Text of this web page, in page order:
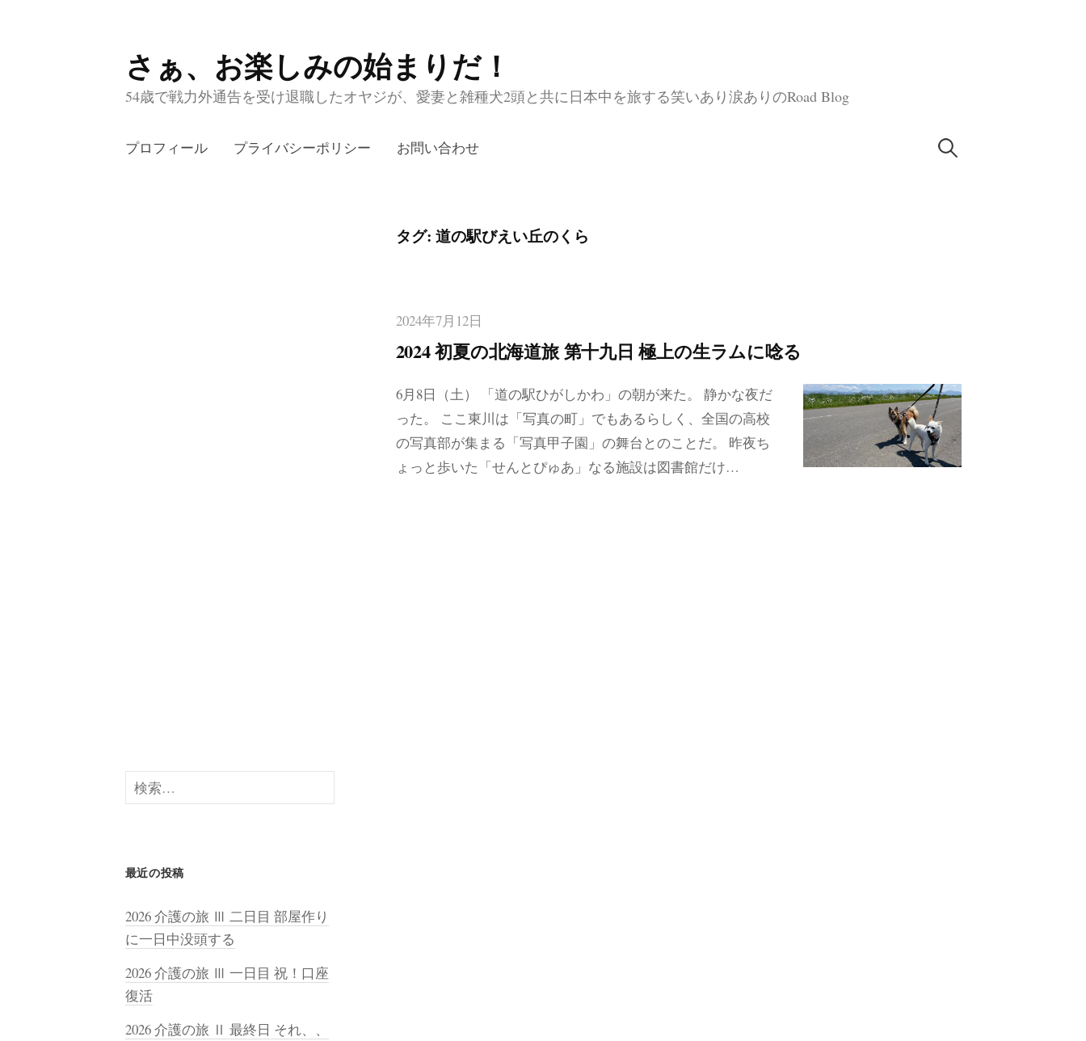
コ
ン
ン
さぁ、お楽しみの始まりだ！
54歳で戦力外通告を受け退職したオヤジが、愛妻と雑種犬2頭と共に日本中を旅する笑いあり涙ありのRoad Blog
プロフィール プライバシーポリシー お問い合わせ 検
タグ: 道の駅びえい丘のくら
2024年7月12日
2024 初夏の北海道旅 第十九日 極上の生ラムに唸る
6月8日（土） 「道の駅ひがしかわ」の朝が来た。 静かな夜だ
った。 ここ東川は「写真の町」でもあるらしく、全国の高校
の写真部が集まる「写真甲子園」の舞台とのことだ。 昨夜ち
ょっと歩いた「せんとぴゅあ」なる施設は図書館だけ…
検
索:
最近の投稿
2026 介護の旅 Ⅲ 二日目 部屋作り
に一日中没頭する
2026 介護の旅 Ⅲ 一日目 祝！口座
復活
2026 介護の旅 Ⅱ 最終日 それ、、